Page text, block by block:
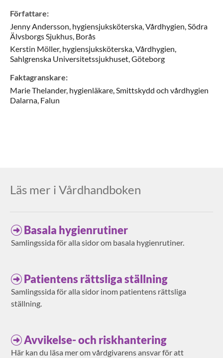
Författare:
JennyAndersson, hygiensjuksköterska,Vårdhygien, Södra
Älvsborgs Sjukhus, Borås
Kerstin Möller, hygiensjuksköterska,Vårdhygien,
Sahlgrenska Universitetssjukhuset,Göteborg
Faktagranskare:
MarieThelander, hygienläkare,Smittskydd och vårdhygien
Dalarna, Falun
Läs mer i Vårdhandboken
Basala hygienrutiner
Samlingssida för alla sidor om basala hygienrutiner.
Patientens rättsliga ställning
Samlingssida för alla sidor inom patientens rättsliga
ställning.
Avvikelse- och riskhantering
Här kan du läsa mer om vårdgivarens ansvar för att